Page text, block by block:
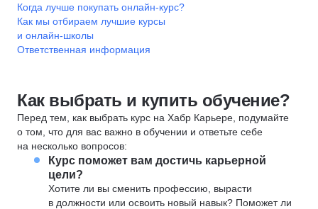
Когда лучше покупать онлайн-курс?
Как мы отбираем лучшие курсы
и онлайн-школы
Ответственная информация
Как выбрать и купить обучение?
Перед тем, как выбрать курс на Хабр Карьере, подумайте
о том, что для вас важно в обучении и ответьте себе
на несколько вопросов:
Курс поможет вам достичь карьерной
цели?
Хотите ли вы сменить профессию, вырасти
в должности или освоить новый навык? Поможет ли